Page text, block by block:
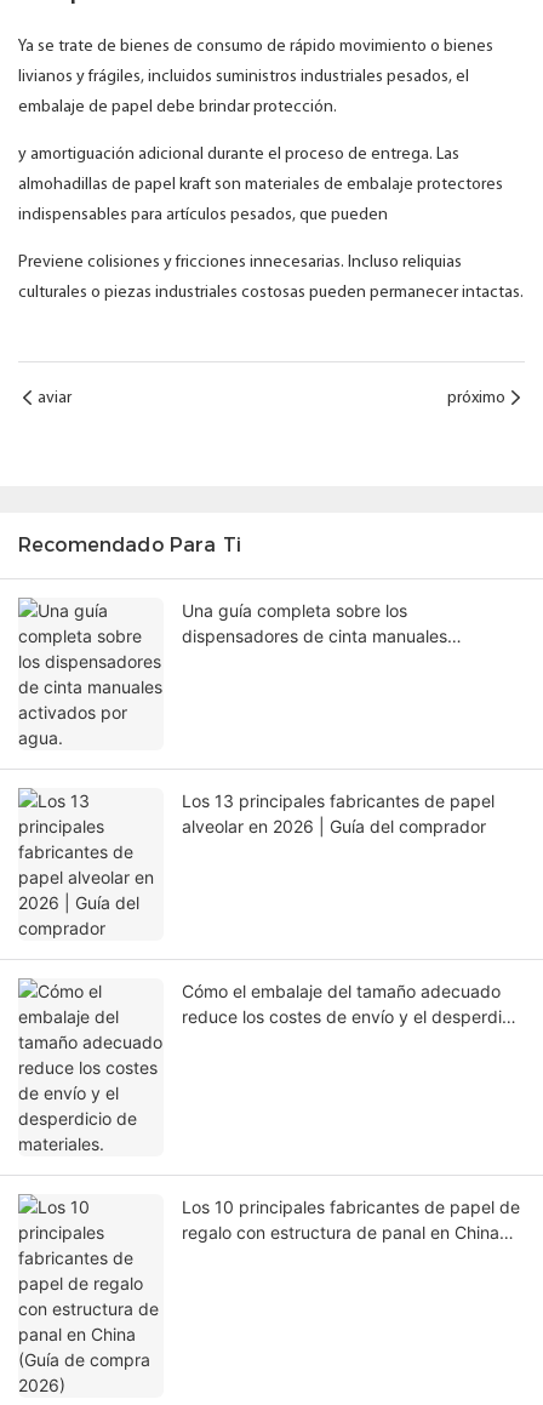
Ya se trate de bienes de consumo de rápido movimiento o bienes
livianos y frágiles, incluidos suministros industriales pesados, el
embalaje de papel debe brindar protección.
y amortiguación adicional durante el proceso de entrega. Las
almohadillas de papel kraft son materiales de embalaje protectores
indispensables para artículos pesados, que pueden
Previene colisiones y fricciones innecesarias. Incluso reliquias
culturales o piezas industriales costosas pueden permanecer intactas.
aviar próximo
Recomendado Para Ti
Una guía completa sobre los
dispensadores de cinta manuales
Los 13 principales fabricantes de papel
alveolar en 2026 | Guía del comprador
Cómo el embalaje del tamaño adecuado
reduce los costes de envío y el desperdicio
Los 10 principales fabricantes de papel de
regalo con estructura de panal en China